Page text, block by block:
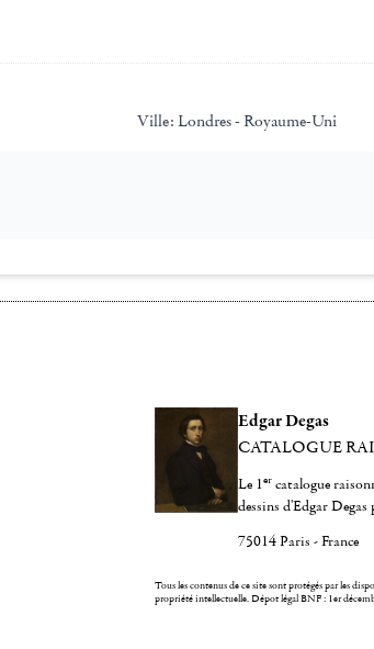
Ville: Londres - Royaume-Uni
Edgar Degas
CATALOGUE
Le 1er catalogue
dessins d'Edgar
75014 Paris - France
Tous les contenus de ce site sont protégés par les
propriété intellectuelle.Dépot légal BNF : 1er